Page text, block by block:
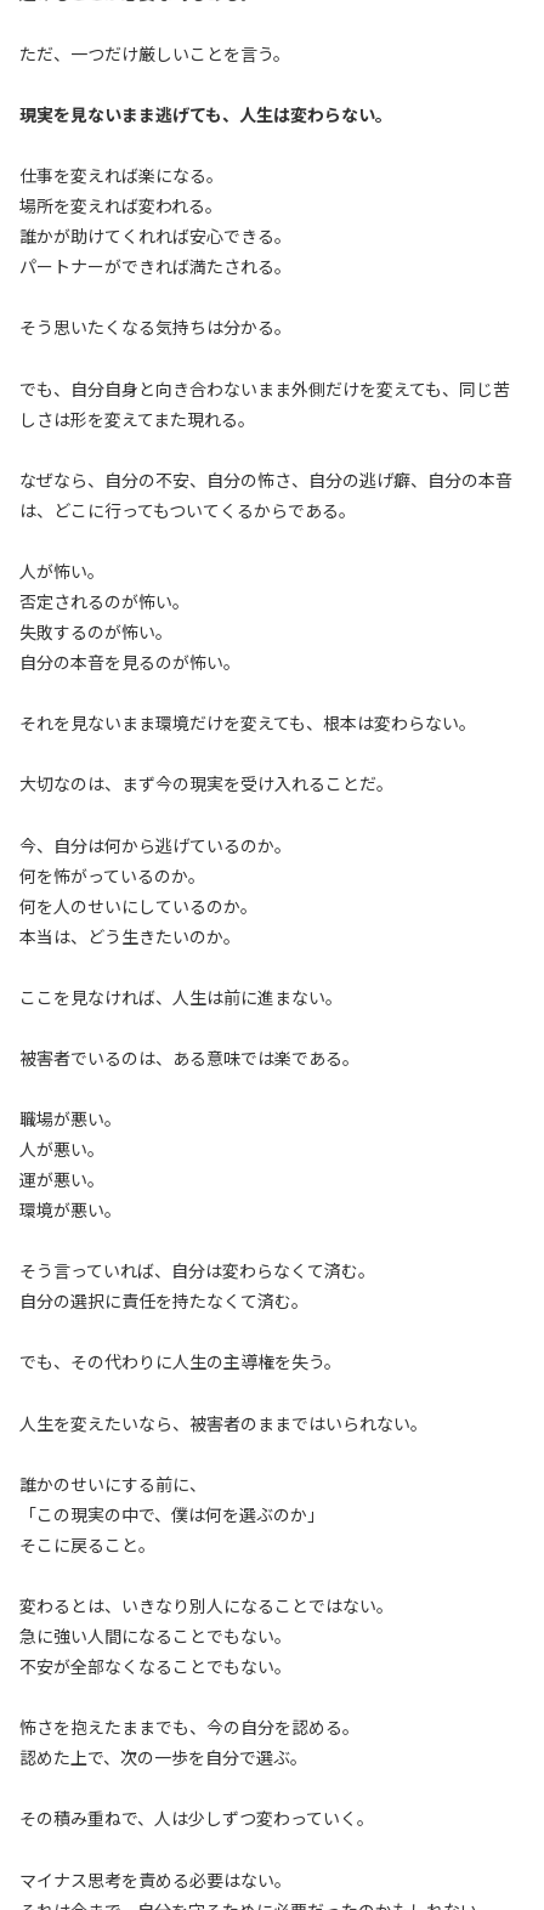
ただ、一つだけ厳しいことを言う。
現実を見ないまま逃げても、人生は変わらない。
仕事を変えれば楽になる。
場所を変えれば変われる。
誰かが助けてくれれば安心できる。
パートナーができれば満たされる。
そう思いたくなる気持ちは分かる。
でも、自分自身と向き合わないまま外側だけを変えても、同じ苦
しさは形を変えてまた現れる。
なぜなら、自分の不安、自分の怖さ、自分の逃げ癖、自分の本音
は、どこに行ってもついてくるからである。
人が怖い。
否定されるのが怖い。
失敗するのが怖い。
自分の本音を見るのが怖い。
それを見ないまま環境だけを変えても、根本は変わらない。
大切なのは、まず今の現実を受け入れることだ。
今、自分は何から逃げているのか。
何を怖がっているのか。
何を人のせいにしているのか。
本当は、どう生きたいのか。
ここを見なければ、人生は前に進まない。
被害者でいるのは、ある意味では楽である。
職場が悪い。
人が悪い。
運が悪い。
環境が悪い。
そう言っていれば、自分は変わらなくて済む。
自分の選択に責任を持たなくて済む。
でも、その代わりに人生の主導権を失う。
人生を変えたいなら、被害者のままではいられない。
誰かのせいにする前に、
「この現実の中で、僕は何を選ぶのか」
そこに戻ること。
変わるとは、いきなり別人になることではない。
急に強い人間になることでもない。
不安が全部なくなることでもない。
怖さを抱えたままでも、今の自分を認める。
認めた上で、次の一歩を自分で選ぶ。
その積み重ねで、人は少しずつ変わっていく。
マイナス思考を責める必要はない。